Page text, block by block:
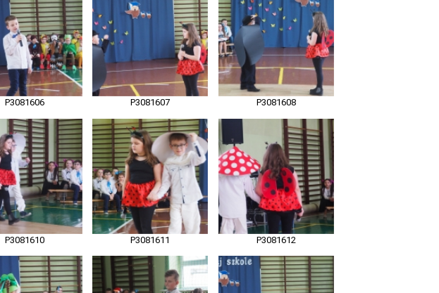
P3081606 P3081607 P3081608
P3081610 P3081611 P3081612